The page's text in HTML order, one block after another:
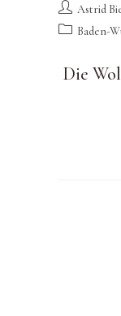
Beitrags-
Autor:
Astrid
Beitrags-
Baden-
Die